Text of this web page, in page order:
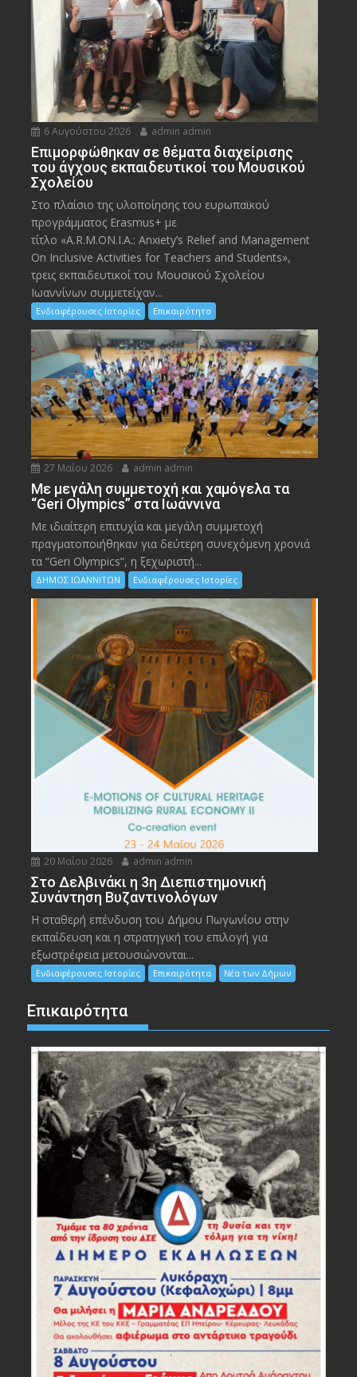
6 Αυγούστου 2026 admin admin
Eπιμορφώθηκαν σε θέματα διαχείρισης
του άγχους εκπαιδευτικοί του Μουσικού
Σχολείου
Στο πλαίσιο της υλοποίησης του ευρωπαϊκού
προγράμματος Erasmus+ με
τίτλο «A.R.M.ON.I.A.: Anxiety’s Relief and Management
On Inclusive Activities for Teachers and Students»,
τρεις εκπαιδευτικοί του Μουσικού Σχολείου
Ιωαννίνων συμμετείχαν...
Ενδιαφέρουσες Ιστορίες Επικαιρότητα
27 Μαΐου 2026 admin admin
Με μεγάλη συμμετοχή και χαμόγελα τα
“Geri Olympics” στα Ιωάννινα
Με ιδιαίτερη επιτυχία και μεγάλη συμμετοχή
πραγματοποιήθηκαν για δεύτερη συνεχόμενη χρονιά
τα “Geri Olympics”, η ξεχωριστή...
ΔΗΜΟΣ ΙΩΑΝΝΙΤΩΝ Ενδιαφέρουσες Ιστορίες
20 Μαΐου 2026 admin admin
Στο Δελβινάκι η 3η Διεπιστημονική
Συνάντηση Βυζαντινολόγων
Η σταθερή επένδυση του Δήμου Πωγωνίου στην
εκπαίδευση και η στρατηγική του επιλογή για
εξωστρέφεια μετουσιώνονται...
Ενδιαφέρουσες Ιστορίες Επικαιρότητα Νέα των Δήμων
Επικαιρότητα